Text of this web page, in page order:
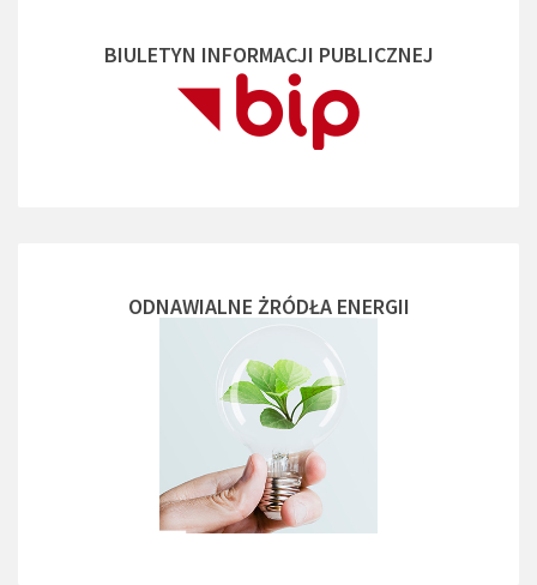
BIULETYN INFORMACJI PUBLICZNEJ
ODNAWIALNE ŻRÓDŁA ENERGII